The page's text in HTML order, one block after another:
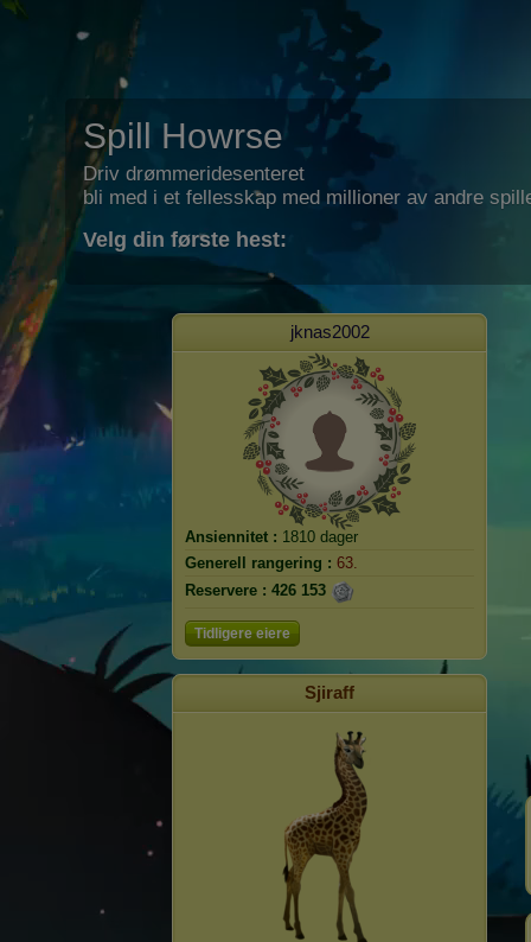
Spill Howrse
Driv drømmeridesenteret
bli med i et fellesskap med millioner av andre
Velg din første hest:
jknas2002
Ansiennitet : 1810 dager
Generell rangering : 63.
Reservere : 426 153
Tidligere eiere
Sjiraff